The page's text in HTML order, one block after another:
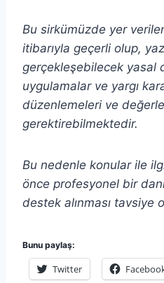
Bu sirkümüzde yer
itibarıyla geçerli olup,
gerçekleşebilecek yasal
uygulamalar ve yargı
düzenlemeleri ve
gerektirebilmektedir.
Bu nedenle konular ile
önce profesyonel bir
destek alınması tavsiye
Bunu paylaş:
Twitter